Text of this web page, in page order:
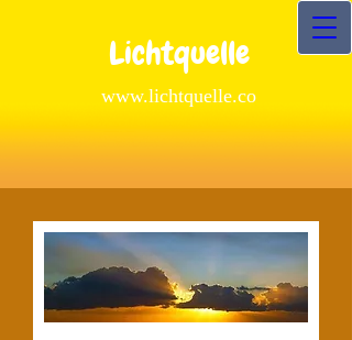
Lichtquelle
www.lichtquelle.co